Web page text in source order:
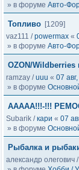
» в форуме Авто-
Топливо [1209]
vaz111 /powermax «
» в форуме Авто-
OZON/Wildberries
ramzay /uuu « 07
» в форуме
ААААА!!!-!!!
Subarik /кари « 07
» в форуме
Рыбалка и
александр олегович /